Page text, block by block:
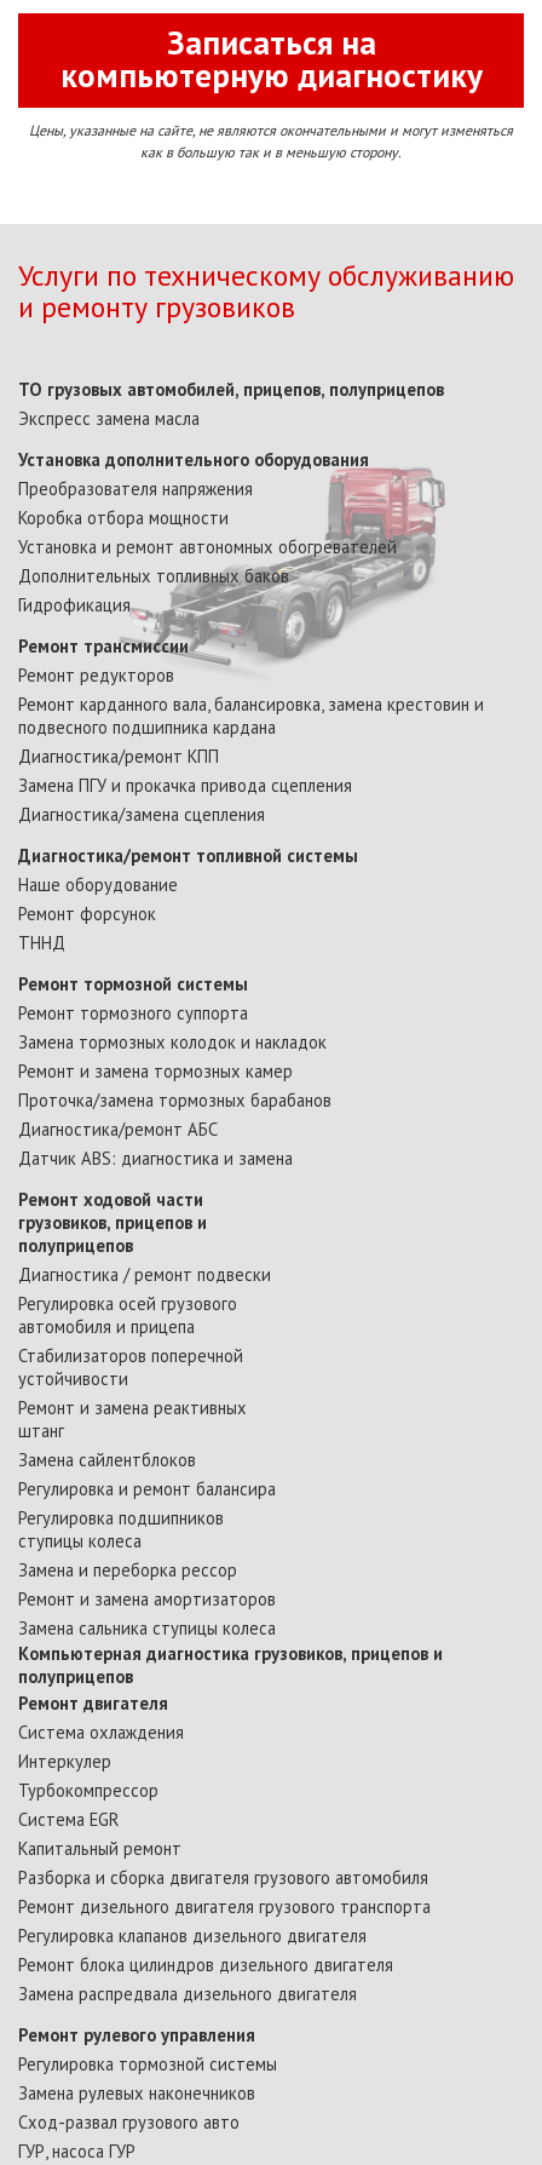
Записаться на
компьютерную диагностику
Цены, указанные на сайте, не являются окончательными и могут изменяться
как в большую так и в меньшую сторону.
Услуги по техническому обслуживанию
и ремонту грузовиков
ТО грузовых автомобилей, прицепов, полуприцепов
Экспресс замена масла
Установка дополнительного оборудования
Преобразователя напряжения
Коробка отбора мощности
Установка и ремонт автономных обогревателей
Дополнительных топливных баков
Гидрофикация
Ремонт трансмиссии
Ремонт редукторов
Ремонт карданного вала, балансировка, замена крестовин и
подвесного подшипника кардана
Диагностика/ремонт КПП
Замена ПГУ и прокачка привода сцепления
Диагностика/замена сцепления
Диагностика/ремонт топливной системы
Наше оборудование
Ремонт форсунок
ТННД
Ремонт тормозной системы
Ремонт тормозного суппорта
Замена тормозных колодок и накладок
Ремонт и замена тормозных камер
Проточка/замена тормозных барабанов
Диагностика/ремонт АБС
Датчик ABS: диагностика и замена
Ремонт ходовой части
грузовиков, прицепов и
полуприцепов
Диагностика / ремонт подвески
Регулировка осей грузового
автомобиля и прицепа
Стабилизаторов поперечной
устойчивости
Ремонт и замена реактивных
штанг
Замена сайлентблоков
Регулировка и ремонт балансира
Регулировка подшипников
ступицы колеса
Замена и переборка рессор
Ремонт и замена амортизаторов
Замена сальника ступицы колеса
Компьютерная диагностика грузовиков, прицепов и
полуприцепов
Ремонт двигателя
Система охлаждения
Интеркулер
Турбокомпрессор
Cистема ЕGR
Капитальный ремонт
Разборка и сборка двигателя грузового автомобиля
Ремонт дизельного двигателя грузового транспорта
Регулировка клапанов дизельного двигателя
Ремонт блока цилиндров дизельного двигателя
Замена распредвала дизельного двигателя
Ремонт рулевого управления
Регулировка тормозной системы
Замена рулевых наконечников
Сход-развал грузового авто
ГУР, насоса ГУР